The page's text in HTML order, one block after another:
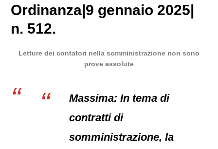
Ordinanza|9 gennaio 2025|
n. 512.
Letture dei contatori nella somministrazione non sono
prove assolute
Massima: In tema di
contratti di
somministrazione, la